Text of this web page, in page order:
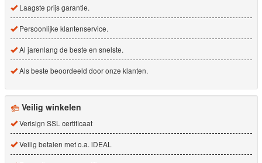
Laagste prijs garantie.
Persoonlijke klantenservice.
Al jarenlang de beste en snelste.
Als beste beoordeeld door onze klanten.
Veilig winkelen
Verisign SSL certificaat
Veilig betalen met o.a. iDEAL